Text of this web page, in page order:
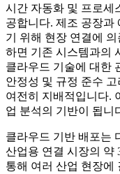
시간 자동화 및 프로세
공합니다. 제조 공장과
기 위해 현장 연결에
하면 기존 시스템과의
클라우드 기술에 대한
안정성 및 규정 준수
여전히 지배적입니다.
업 분석의 기반이 됩니
클라우드 기반 배포는
산업용 연결 시장의 약
통해 여러 산업 현장에